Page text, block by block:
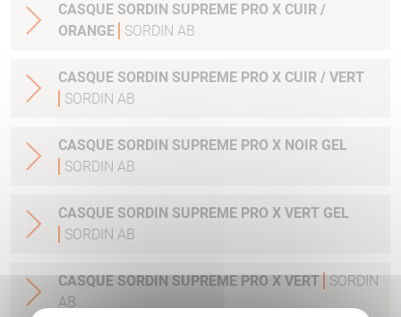
CASQUE SORDIN SUPREME PRO X CUIR /
ORANGE
SORDIN AB
CASQUE SORDIN SUPREME PRO X CUIR / VERT
SORDIN AB
CASQUE SORDIN SUPREME PRO X NOIR GEL
SORDIN AB
CASQUE SORDIN SUPREME PRO X VERT GEL
SORDIN AB
CASQUE SORDIN SUPREME PRO X VERT SORDIN
AB